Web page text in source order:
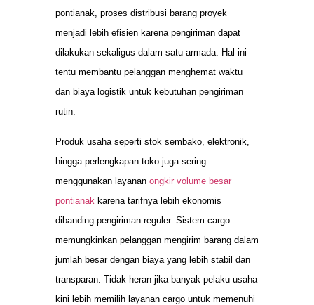
pontianak, proses distribusi barang proyek
menjadi lebih efisien karena pengiriman dapat
dilakukan sekaligus dalam satu armada. Hal ini
tentu membantu pelanggan menghemat waktu
dan biaya logistik untuk kebutuhan pengiriman
rutin.
Produk usaha seperti stok sembako, elektronik,
hingga perlengkapan toko juga sering
menggunakan layanan ongkir volume besar
pontianak karena tarifnya lebih ekonomis
dibanding pengiriman reguler. Sistem cargo
memungkinkan pelanggan mengirim barang dalam
jumlah besar dengan biaya yang lebih stabil dan
transparan. Tidak heran jika banyak pelaku usaha
kini lebih memilih layanan cargo untuk memenuhi